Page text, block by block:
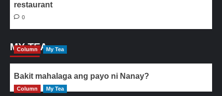
restaurant
0
MY TEA
Column My Tea
Bakit mahalaga ang payo ni Nanay?
Column My Tea